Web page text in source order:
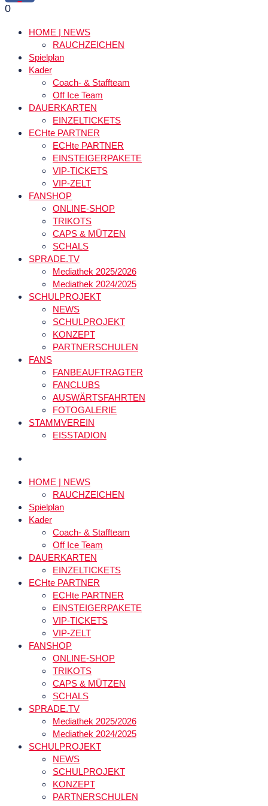
0
HOME | NEWS
RAUCHZEICHEN
Spielplan
Kader
Coach- & Staffteam
Off Ice Team
DAUERKARTEN
EINZELTICKETS
ECHte PARTNER
ECHte PARTNER
EINSTEIGERPAKETE
VIP-TICKETS
VIP-ZELT
FANSHOP
ONLINE-SHOP
TRIKOTS
CAPS & MÜTZEN
SCHALS
SPRADE.TV
Mediathek 2025/2026
Mediathek 2024/2025
SCHULPROJEKT
NEWS
SCHULPROJEKT
KONZEPT
PARTNERSCHULEN
FANS
FANBEAUFTRAGTER
FANCLUBS
AUSWÄRTSFAHRTEN
FOTOGALERIE
STAMMVEREIN
EISSTADION
HOME | NEWS
RAUCHZEICHEN
Spielplan
Kader
Coach- & Staffteam
Off Ice Team
DAUERKARTEN
EINZELTICKETS
ECHte PARTNER
ECHte PARTNER
EINSTEIGERPAKETE
VIP-TICKETS
VIP-ZELT
FANSHOP
ONLINE-SHOP
TRIKOTS
CAPS & MÜTZEN
SCHALS
SPRADE.TV
Mediathek 2025/2026
Mediathek 2024/2025
SCHULPROJEKT
NEWS
SCHULPROJEKT
KONZEPT
PARTNERSCHULEN